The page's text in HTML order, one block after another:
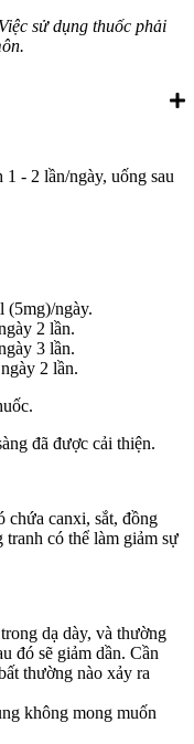
sử dụng thuốc phải
- 2 lần/ngày, uống sau
(5mg)/ngày.
2 lần.
3 lần.
2 lần.
đã được cải thiện.
chứa canxi, sắt, đồng
có thể làm giảm sự
dạ dày, và thường
đó sẽ giảm dần. Cần
thường nào xảy ra
không mong muốn